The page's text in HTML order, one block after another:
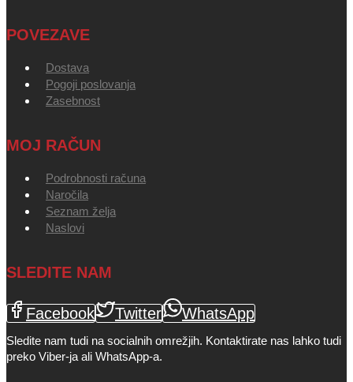
POVEZAVE
Dostava
Pogoji poslovanja
Zasebnost
MOJ RAČUN
Podrobnosti računa
Naročila
Seznam želja
Naslovi
SLEDITE NAM
Facebook Twitter WhatsApp
Sledite nam tudi na socialnih omrežjih. Kontaktirate nas lahko tudi
preko Viber-ja ali WhatsApp-a.